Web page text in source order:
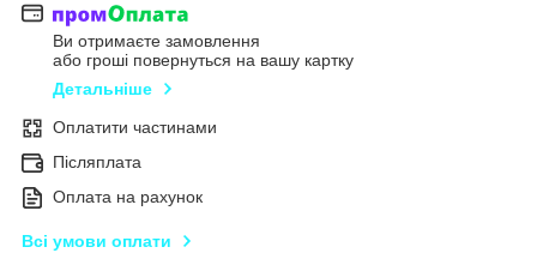
Ви отримаєте замовлення
або гроші повернуться на вашу картку
Детальніше
Оплатити частинами
Післяплата
Оплата на рахунок
Всі умови оплати